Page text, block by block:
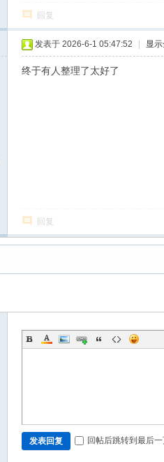
回复
发表于 2026-6-1 05:47:52 显
终于有人整理了太好了
回复
发表回复 回帖后跳转到最后